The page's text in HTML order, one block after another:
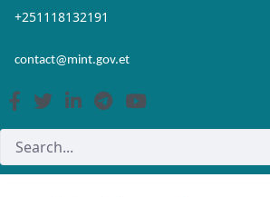
Skip to Main Content
Open Accessibility Menu
+251118132191
contact@mint.gov.et